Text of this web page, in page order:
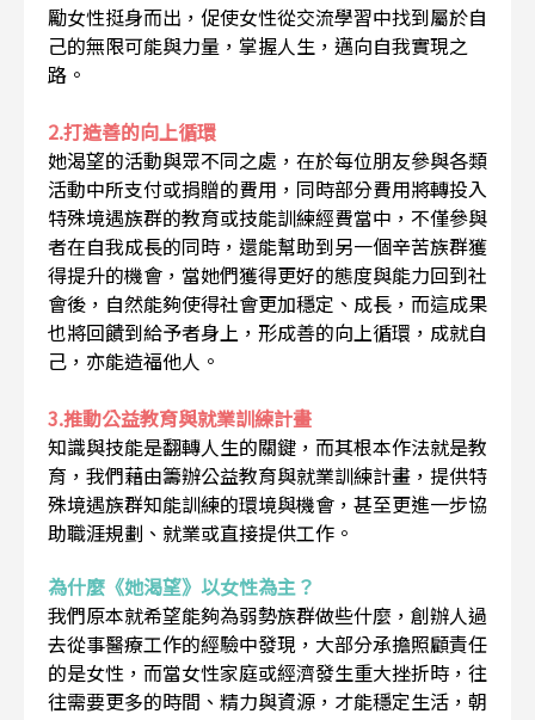
勵女性挺身而出，促使女性從交流學習中找到屬於自
己的無限可能與力量，掌握人生，邁向自我實現之
路。
2.打造善的向上循環
她渴望的活動與眾不同之處，在於每位朋友參與各類
活動中所支付或捐贈的費用，同時部分費用將轉投入
特殊境遇族群的教育或技能訓練經費當中，不僅參與
者在自我成長的同時，還能幫助到另一個辛苦族群獲
得提升的機會，當她們獲得更好的態度與能力回到社
會後，自然能夠使得社會更加穩定、成長，而這成果
也將回饋到給予者身上，形成善的向上循環，成就自
己，亦能造福他人。
3.推動公益教育與就業訓練計畫
知識與技能是翻轉人生的關鍵，而其根本作法就是教
育，我們藉由籌辦公益教育與就業訓練計畫，提供特
殊境遇族群知能訓練的環境與機會，甚至更進一步協
助職涯規劃、就業或直接提供工作。
為什麼《她渴望》以女性為主？
我們原本就希望能夠為弱勢族群做些什麼，創辦人過
去從事醫療工作的經驗中發現，大部分承擔照顧責任
的是女性，而當女性家庭或經濟發生重大挫折時，往
往需要更多的時間、精力與資源，才能穩定生活，朝